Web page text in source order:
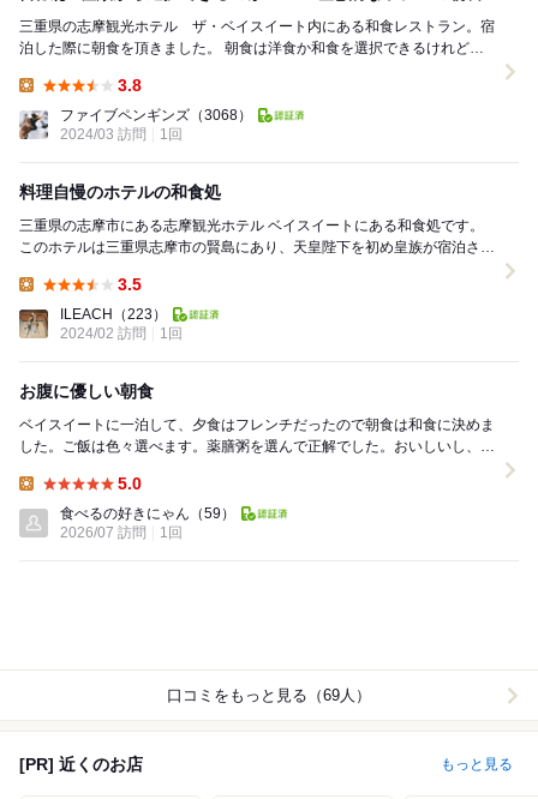
三重県の志摩観光ホテル ザ・ベイスイート内にある和食レストラン。宿
泊した際に朝食を頂きました。 朝食は洋食か和食を選択できるけれど、
3.8
ファイブペンギンズ （3068）
2024/03 訪問
1回
料理自慢のホテルの和食処
三重県の志摩市にある志摩観光ホテル ベイスイートにある和食処です。
このホテルは三重県志摩市の賢島にあり、天皇陛下を初め皇族が宿泊され
3.5
ILEACH
（223）
2024/02 訪問
1回
お腹に優しい朝食
ベイスイートに一泊して、夕食はフレンチだったので朝食は和食に決めま
した。ご飯は色々選べます。薬膳粥を選んで正解でした。おいしいし、と
5.0
食べるの好きにゃん （59）
2026/07 訪問
1回
口コミをもっと見る（69人）
[PR] 近くのお店 もっと見る